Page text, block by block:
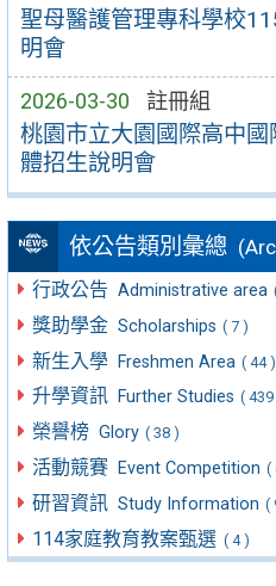
聖母醫護管理專科學校
明會
2026-03-30 註冊組
桃園市立大園國際高中
體招生說明會
依公告類別彙總
行政公告 Administrative area
獎助學金 Scholarships ( 7 )
新生入學 Freshmen Area ( 44 )
升學資訊 Further Studies ( 439
榮譽榜 Glory ( 38 )
活動競賽 Event Competition (
研習資訊 Study Information (
114家庭教育教案甄選 ( 4 )